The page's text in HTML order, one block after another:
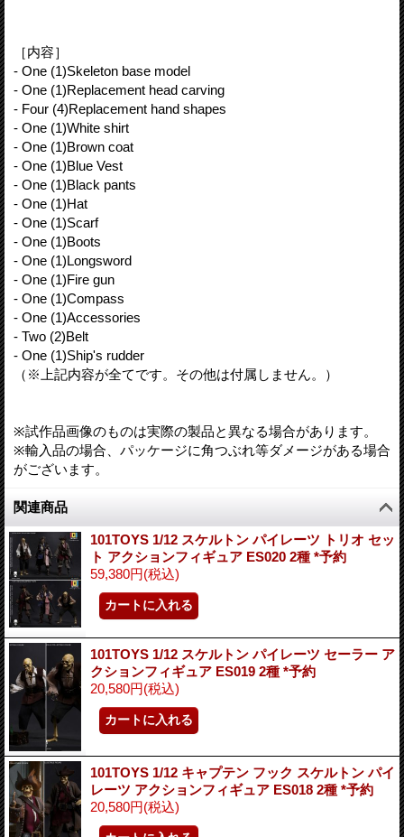
［内容］
- One (1)Skeleton base model
- One (1)Replacement head carving
- Four (4)Replacement hand shapes
- One (1)White shirt
- One (1)Brown coat
- One (1)Blue Vest
- One (1)Black pants
- One (1)Hat
- One (1)Scarf
- One (1)Boots
- One (1)Longsword
- One (1)Fire gun
- One (1)Compass
- One (1)Accessories
- Two (2)Belt
- One (1)Ship's rudder
（※上記内容が全てです。その他は付属しません。）
※試作品画像のものは実際の製品と異なる場合があります。
※輸入品の場合、パッケージに角つぶれ等ダメージがある場合
がございます。
関連商品
101TOYS 1/12 スケルトン パイレーツ トリオ セッ
ト アクションフィギュア ES020 2種 *予約
59,380円(税込)
101TOYS 1/12 スケルトン パイレーツ セーラー ア
クションフィギュア ES019 2種 *予約
20,580円(税込)
101TOYS 1/12 キャプテン フック スケルトン パイ
レーツ アクションフィギュア ES018 2種 *予約
20,580円(税込)